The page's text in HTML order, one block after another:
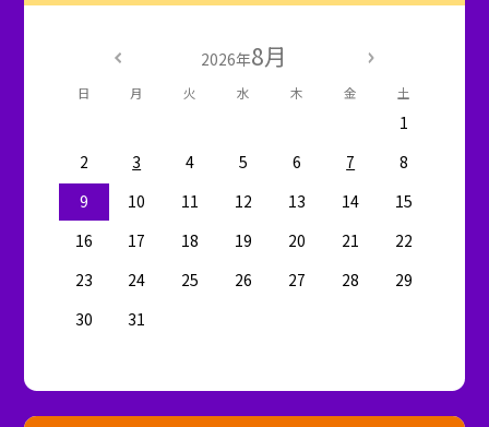
2026年8月
日 月 火 水 木 金 土
1
2
3 4 5 6 7
8
9
10 11 12 13 14
15
16
17 18 19 20 21
22
23
24 25 26 27 28
29
30
31